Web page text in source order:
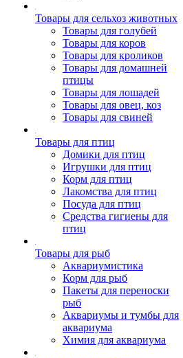
Товары для сельхоз животных
Товары для голубей
Товары для коров
Товары для кроликов
Товары для домашней
птицы
Товары для лошадей
Товары для овец, коз
Товары для свиней
Товары для птиц
Домики для птиц
Игрушки для птиц
Корм для птиц
Лакомства для птиц
Посуда для птиц
Средства гигиены для
птиц
Товары для рыб
Аквариумистика
Корм для рыб
Пакеты для переноски
рыб
Аквариумы и тумбы для
аквариума
Химия для аквариума